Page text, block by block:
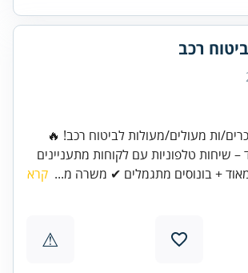
רכב
ות מעולים/מעולות לביטוח רכב! 🔥
שיחות טלפוניות עם לקוחות מתעניינים
+ בונוסים מתגמלים ✔ משרה מ... קרא
⚠